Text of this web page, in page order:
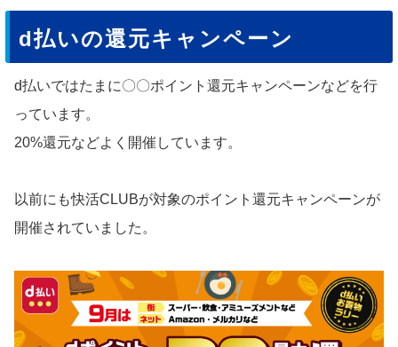
d払いの還元キャンペーン
d払いではたまに〇〇ポイント還元キャンペーンなどを行
っています。
20%還元などよく開催しています。
以前にも快活CLUBが対象のポイント還元キャンペーンが
開催されていました。